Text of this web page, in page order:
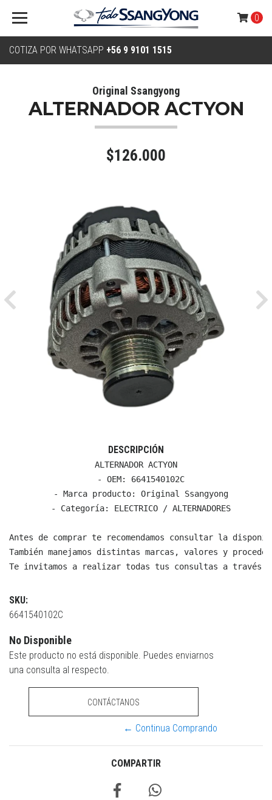
COTIZA POR WHATSAPP +56 9 9101 1515
0
Original Ssangyong
ALTERNADOR ACTYON
$126.000
Previous
DESCRIPCIÓN
ALTERNADOR ACTYON
  - OEM: 6641540102C
  - Marca producto: Original Ssangyong
  - Categoría: ELECTRICO / ALTERNADORES
Antes de comprar te recomendamos consultar la
También manejamos distintas marcas, valores y
Te invitamos a realizar todas tus consultas a través
SKU:
6641540102C
No Disponible
Este producto no está disponible. Puedes enviarnos
una consulta al respecto.
CONTÁCTANOS
← Continua Comprando
COMPARTIR